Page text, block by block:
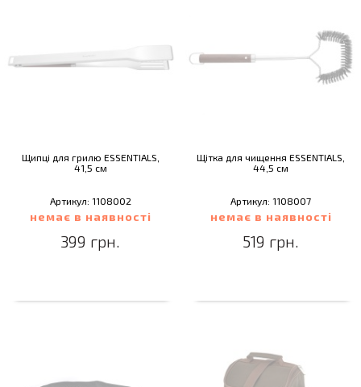
Щипці для грилю ESSENTIALS,
41,5 см
Артикул: 1108002
немає в наявності
399 грн.
Щітка для чищення ESSENTIALS,
44,5 см
Артикул: 1108007
немає в наявності
519 грн.